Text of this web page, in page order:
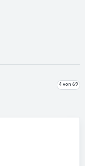
4 von 69